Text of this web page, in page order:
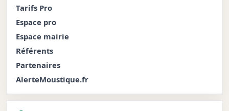
Tarifs Pro
Espace pro
Espace mairie
Référents
Partenaires
AlerteMoustique.fr